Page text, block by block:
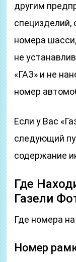
другим
номера
не
«ГАЗ» и не
номер
Если у Вас
следующий
содержание
Где
Газели
Где номера на
Номер